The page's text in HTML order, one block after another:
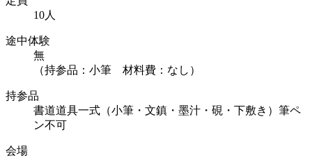
10人
途中体験
無
（持参品：小筆 材料費：なし）
持参品
書道道具一式（小筆・文鎮・墨汁・硯・下敷き）筆ペ
ン不可
会場